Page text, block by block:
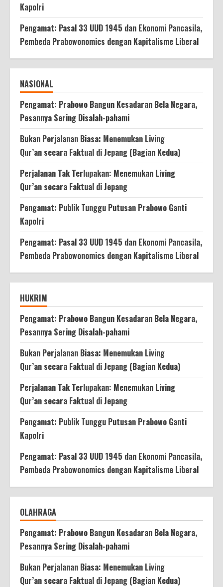
Kapolri
Pengamat: Pasal 33 UUD 1945 dan Ekonomi Pancasila,
Pembeda Prabowonomics dengan Kapitalisme Liberal
NASIONAL
Pengamat: Prabowo Bangun Kesadaran Bela Negara,
Pesannya Sering Disalah-pahami
Bukan Perjalanan Biasa: Menemukan Living
Qur’an secara Faktual di Jepang (Bagian Kedua)
Perjalanan Tak Terlupakan: Menemukan Living
Qur’an secara Faktual di Jepang
Pengamat: Publik Tunggu Putusan Prabowo Ganti
Kapolri
Pengamat: Pasal 33 UUD 1945 dan Ekonomi Pancasila,
Pembeda Prabowonomics dengan Kapitalisme Liberal
HUKRIM
Pengamat: Prabowo Bangun Kesadaran Bela Negara,
Pesannya Sering Disalah-pahami
Bukan Perjalanan Biasa: Menemukan Living
Qur’an secara Faktual di Jepang (Bagian Kedua)
Perjalanan Tak Terlupakan: Menemukan Living
Qur’an secara Faktual di Jepang
Pengamat: Publik Tunggu Putusan Prabowo Ganti
Kapolri
Pengamat: Pasal 33 UUD 1945 dan Ekonomi Pancasila,
Pembeda Prabowonomics dengan Kapitalisme Liberal
OLAHRAGA
Pengamat: Prabowo Bangun Kesadaran Bela Negara,
Pesannya Sering Disalah-pahami
Bukan Perjalanan Biasa: Menemukan Living
Qur’an secara Faktual di Jepang (Bagian Kedua)